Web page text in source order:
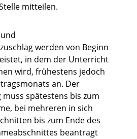
mitteilen.
werden von Beginn
in dem der Unterricht
wird, frühestens jedoch
an. Der
spätestens bis zum
bei mehreren in sich
bis zum Ende des
beantragt